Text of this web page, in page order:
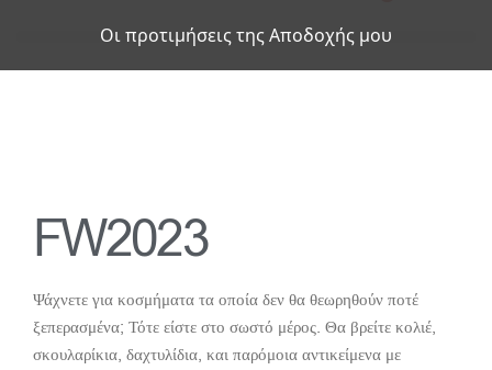
FW2023
Ψάχνετε για κοσμήματα τα οποία δεν θα θεωρηθούν ποτέ
ξεπερασμένα; Τότε είστε στο σωστό μέρος. Θα βρείτε κολιέ,
σκουλαρίκια, δαχτυλίδια, και παρόμοια αντικείμενα με
Οι προτιμήσεις της Αποδοχής μου